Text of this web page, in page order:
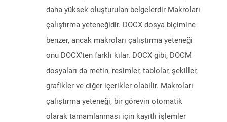
daha yüksek oluşturulan belgelerdir Makroları
çalıştırma yeteneğidir. DOCX dosya biçimine
benzer, ancak makroları çalıştırma yeteneği
onu DOCX'ten farklı kılar. DOCX gibi, DOCM
dosyaları da metin, resimler, tablolar, şekiller,
grafikler ve diğer içerikler olabilir. Makroları
çalıştırma yeteneği, bir görevin otomatik
olarak tamamlanması için kayıtlı işlemler